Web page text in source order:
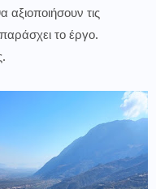
αξιοποιήσουν τις
παράσχει το έργο.